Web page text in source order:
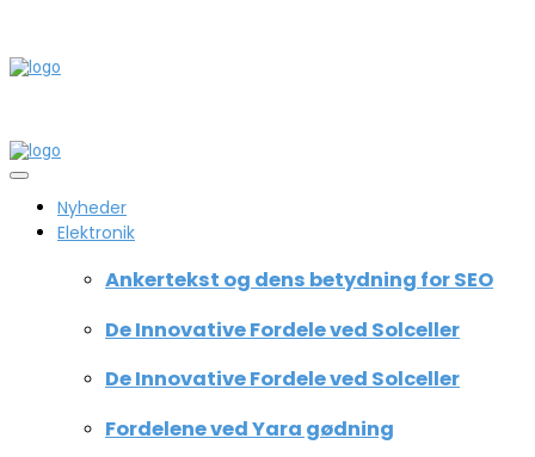
Nyheder
Elektronik
Ankertekst og dens betydning for SEO
De Innovative Fordele ved Solceller
De Innovative Fordele ved Solceller
Fordelene ved Yara gødning